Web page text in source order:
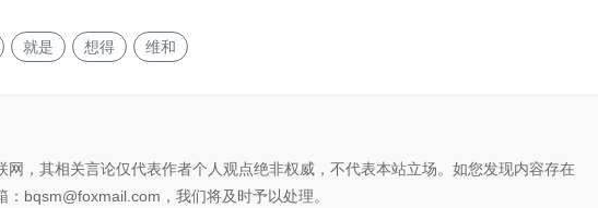
就是 想得 维和
网，其相关言论仅代表作者个人观点绝非权威，不代表本站立场。如您发现内容存在
bqsm@foxmail.com，我们将及时予以处理。